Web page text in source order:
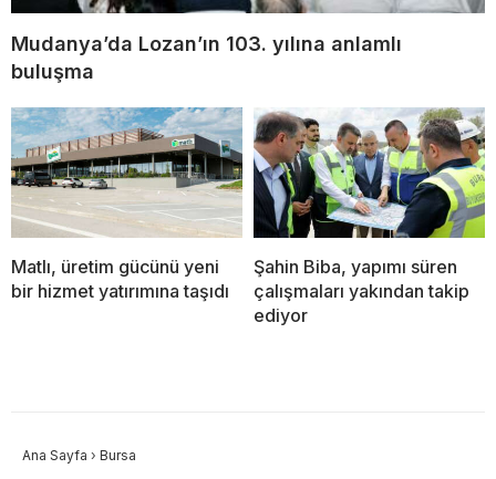
Mudanya’da Lozan’ın 103. yılına anlamlı
buluşma
Matlı, üretim gücünü yeni
bir hizmet yatırımına taşıdı
Şahin Biba, yapımı süren
çalışmaları yakından takip
ediyor
Ana Sayfa › Bursa